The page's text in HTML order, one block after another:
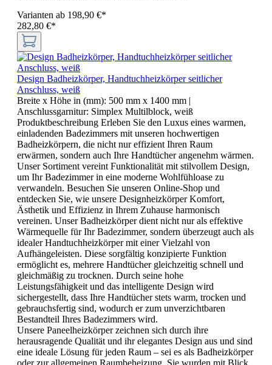
Varianten ab 198,90 €*
282,80 €*
Design Badheizkörper, Handtuchheizkörper seitlicher
Anschluss, weiß
Breite x Höhe in (mm): 500 mm x 1400 mm |
Anschlussgarnitur: Simplex Multilblock, weiß
Produktbeschreibung Erleben Sie den Luxus eines warmen,
einladenden Badezimmers mit unseren hochwertigen
Badheizkörpern, die nicht nur effizient Ihren Raum
erwärmen, sondern auch Ihre Handtücher angenehm wärmen.
Unser Sortiment vereint Funktionalität mit stilvollem Design,
um Ihr Badezimmer in eine moderne Wohlfühloase zu
verwandeln. Besuchen Sie unseren Online-Shop und
entdecken Sie, wie unsere Designheizkörper Komfort,
Ästhetik und Effizienz in Ihrem Zuhause harmonisch
vereinen. Unser Badheizkörper dient nicht nur als effektive
Wärmequelle für Ihr Badezimmer, sondern überzeugt auch als
idealer Handtuchheizkörper mit einer Vielzahl von
Aufhängeleisten. Diese sorgfältig konzipierte Funktion
ermöglicht es, mehrere Handtücher gleichzeitig schnell und
gleichmäßig zu trocknen. Durch seine hohe
Leistungsfähigkeit und das intelligente Design wird
sichergestellt, dass Ihre Handtücher stets warm, trocken und
gebrauchsfertig sind, wodurch er zum unverzichtbaren
Bestandteil Ihres Badezimmers wird.
Unsere Paneelheizkörper zeichnen sich durch ihre
herausragende Qualität und ihr elegantes Design aus und sind
eine ideale Lösung für jeden Raum – sei es als Badheizkörper
oder zur allgemeinen Raumbeheizung. Sie wurden mit Blick